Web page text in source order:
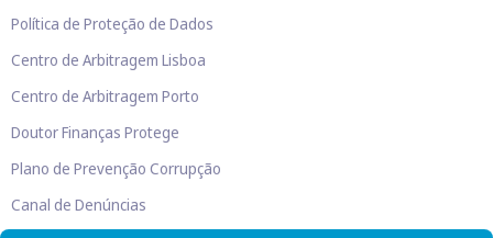
Política de Proteção de Dados
Centro de Arbitragem Lisboa
Centro de Arbitragem Porto
Doutor Finanças Protege
Plano de Prevenção Corrupção
Canal de Denúncias